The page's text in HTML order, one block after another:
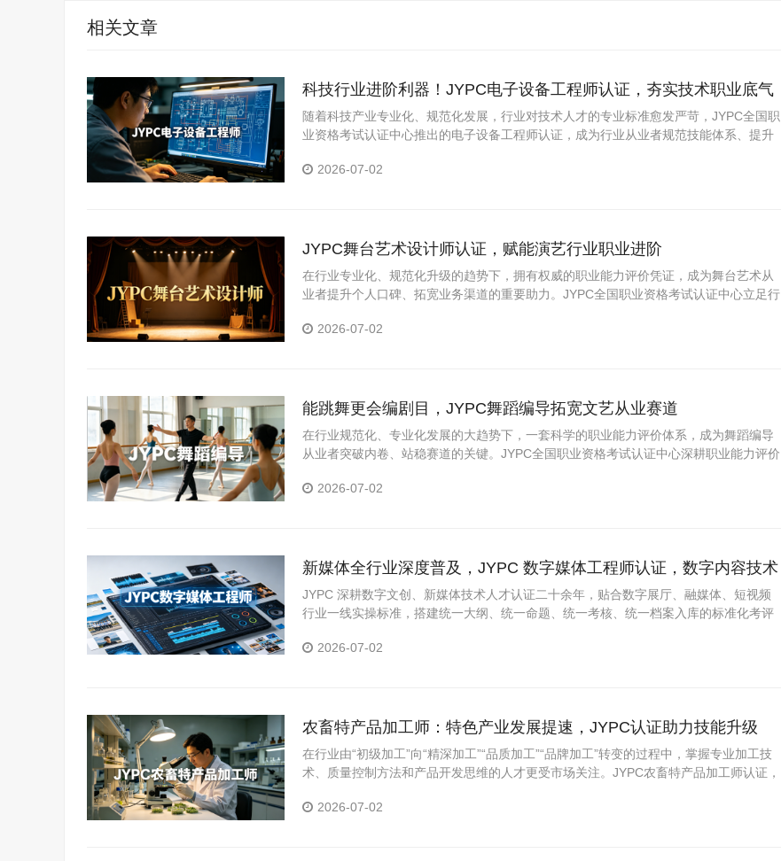
相关文章
科技行业进阶利器！JYPC电子设备工程师认证，夯实技术职业底气
随着科技产业专业化、规范化发展，行业对技术人才的专业标准愈发严苛，JYPC全国职
业资格考试认证中心推出的电子设备工程师认证，成为行业从业者规范技能体系、提升
2026-07-02
JYPC舞台艺术设计师认证，赋能演艺行业职业进阶
在行业专业化、规范化升级的趋势下，拥有权威的职业能力评价凭证，成为舞台艺术从
业者提升个人口碑、拓宽业务渠道的重要助力。JYPC全国职业资格考试认证中心立足行
化评价体系，为行业人才提供标准化的能力佐证。
2026-07-02
能跳舞更会编剧目，JYPC舞蹈编导拓宽文艺从业赛道
在行业规范化、专业化发展的大趋势下，一套科学的职业能力评价体系，成为舞蹈编导
从业者突破内卷、站稳赛道的关键。JYPC全国职业资格考试认证中心深耕职业能力评价
系，精准匹配市场用人标准与行业发展趋势。
2026-07-02
新媒体全行业深度普及，JYPC 数字媒体工程师认证，数字内容技术
人才拓宽职业上升通道
JYPC 深耕数字文创、新媒体技术人才认证二十余年，贴合数字展厅、融媒体、短视频
行业一线实操标准，搭建统一大纲、统一命题、统一考核、统一档案入库的标准化考评
2026-07-02
农畜特产品加工师：特色产业发展提速，JYPC认证助力技能升级
在行业由“初级加工”向“精深加工”“品质加工”“品牌加工”转变的过程中，掌握专业加工技
术、质量控制方法和产品开发思维的人才更受市场关注。JYPC农畜特产品加工师认证，
2026-07-02